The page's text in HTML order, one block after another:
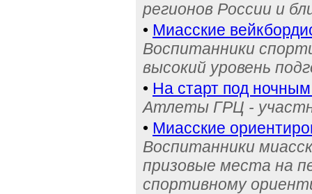
регионов России и
• Миасские
Воспитанники
высокий уровень
• На старт под
Атлеты ГРЦ -
• Миасские
Воспитанники
призовые места на
спортивному